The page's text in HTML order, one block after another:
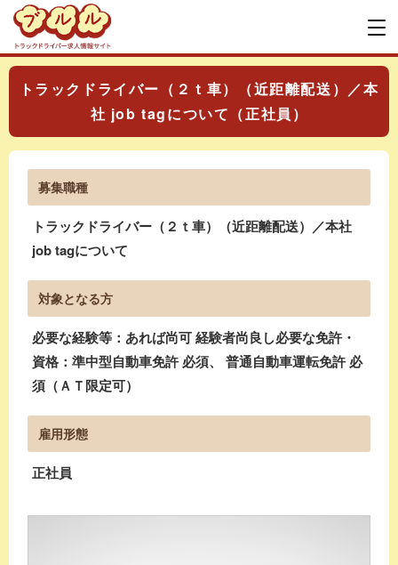
トラックドライバー（２ｔ車）（近距離配送）／本
社 job tagについて（正社員）
募集職種
トラックドライバー（２ｔ車）（近距離配送）／本社
job tagについて
対象となる方
必要な経験等：あれば尚可 経験者尚良し必要な免許・
資格：準中型自動車免許 必須、 普通自動車運転免許 必
須（ＡＴ限定可）
雇用形態
正社員